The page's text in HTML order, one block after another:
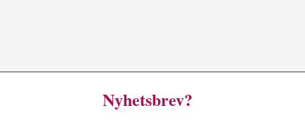
Nyhetsbrev?